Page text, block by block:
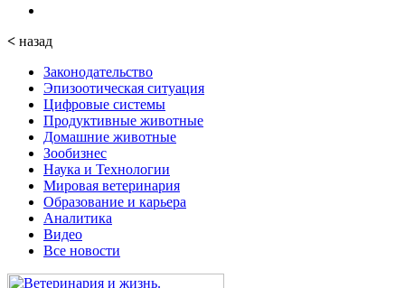
< назад
Законодательство
Эпизоотическая ситуация
Цифровые системы
Продуктивные животные
Домашние животные
Зообизнес
Наука и Технологии
Мировая ветеринария
Образование и карьера
Аналитика
Видео
Все новости